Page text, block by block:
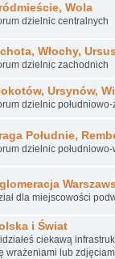
Wola
dzielnic centralnych
Włochy, Ursus
dzielnic zachodnich
Ursynów,
dzielnic
Południe,
dzielnic południowo-
dla miejscowości
i Świat
ciekawą
wrażeniami lub